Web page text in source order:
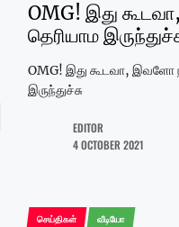
OMG! இது
தெரியாம
OMG! இது கூடவா, இவளோ
இருந்துச்சு
EDITOR
4 OCTOBER 2021
செய்திகள் வீடியோ